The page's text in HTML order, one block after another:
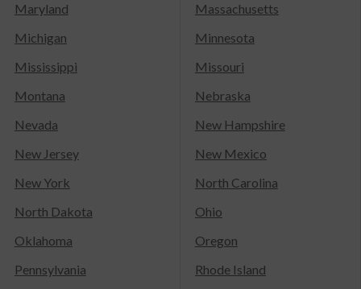
Maryland
Massachusetts
Michigan
Minnesota
Mississippi
Missouri
Montana
Nebraska
Nevada
New Hampshire
New Jersey
New Mexico
New York
North Carolina
North Dakota
Ohio
Oklahoma
Oregon
Pennsylvania
Rhode Island